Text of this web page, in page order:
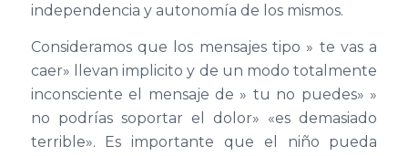
independencia y autonomía de los mismos.
Consideramos que los mensajes tipo » te vas a
caer» llevan implicito y de un modo totalmente
inconsciente el mensaje de » tu no puedes» »
no podrías soportar el dolor» «es demasiado
terrible». Es importante que el niño pueda